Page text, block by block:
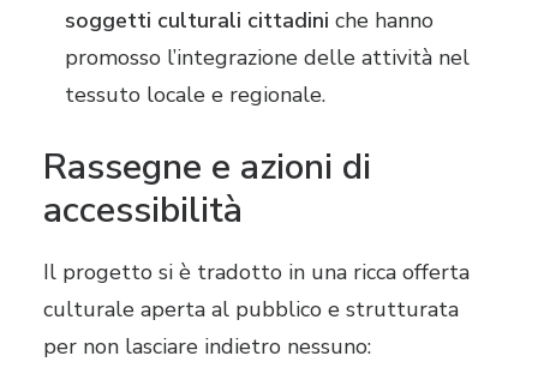
soggetti culturali cittadini che hanno
promosso l’integrazione delle attività nel
tessuto locale e regionale.
Rassegne e azioni di
accessibilità
Il progetto si è tradotto in una ricca offerta
culturale aperta al pubblico e strutturata
per non lasciare indietro nessuno: